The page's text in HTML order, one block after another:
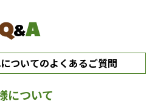
&A
ついてのよくあるご質問
について